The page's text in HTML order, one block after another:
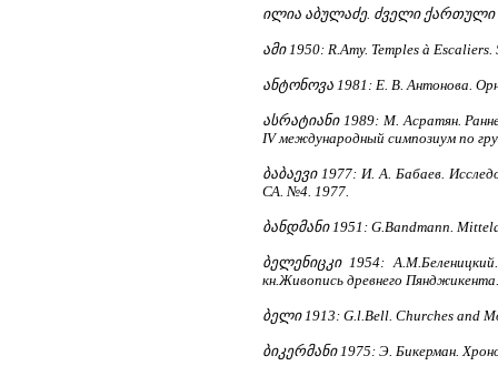
ილია აბულაძე. ძველი ქართული
ამი 1950: R.Amy. Temples à
ანტონოვა 1981: Е. В. Антонова.
ასრატიანი 1989: М. Асратян.
IV международный симпозиум по
ბაბაევი 1977: И. А. Бабаев.
СА. №4. 1977.
ბანდმანი 1951: G.Bandmann.
ბელენიცკი 1954:
кн.Живопись древнего
ბელი 1913: G.l.Bell. Churches and
ბიკერმანი 1975: Э. Бикерман.